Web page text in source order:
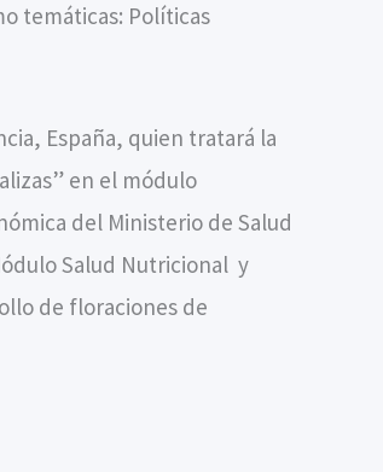
temáticas: Políticas
España, quien tratará la
en el módulo
del Ministerio de Salud
Salud Nutricional y
de floraciones de